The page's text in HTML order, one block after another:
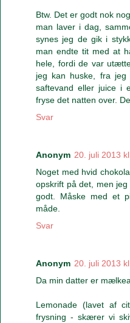
Btw. Det er godt nok
man laver i dag,
synes jeg de gik i
man endte tit med at
hele, fordi de var
jeg kan huske, fra
saftevand eller juice i
fryse det natten over.
Svar
Anonym 20. juli 2013
Noget med hvid
opskrift på det, men
godt. Måske med et
måde.
Svar
Anonym 20. juli 2013
Da min datter er
Lemonade (lavet af
frysning - skærer vi